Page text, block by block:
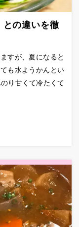
との違いを徹
すが、夏になると
も水ようかんとい
り甘くて冷たくて